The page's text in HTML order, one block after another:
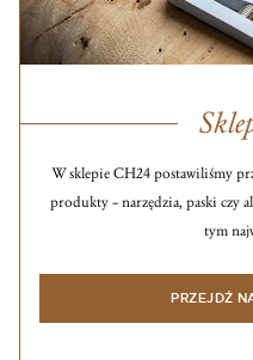
W sklepie CH24 postawiliśmy
produkty – narzędzia, paski czy
tym
PRZEJDŹ